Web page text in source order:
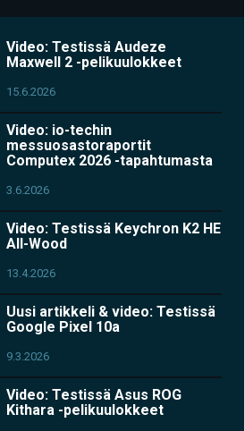
Video: Testissä Audeze
Maxwell 2 -pelikuulokkeet
15.6.2026
Video: io-techin
messuosastoraportit
Computex 2026 -tapahtumasta
3.6.2026
Video: Testissä Keychron K2 HE
All-Wood
13.4.2026
Uusi artikkeli & video: Testissä
Google Pixel 10a
9.3.2026
Video: Testissä Asus ROG
Kithara -pelikuulokkeet